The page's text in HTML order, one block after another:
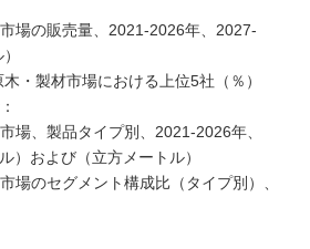
場の販売量、2021-2026年、2027-
・製材市場における上位5社（％）
場、製品タイプ別、2021-2026年、
）および（立方メートル）
場のセグメント構成比（タイプ別）、